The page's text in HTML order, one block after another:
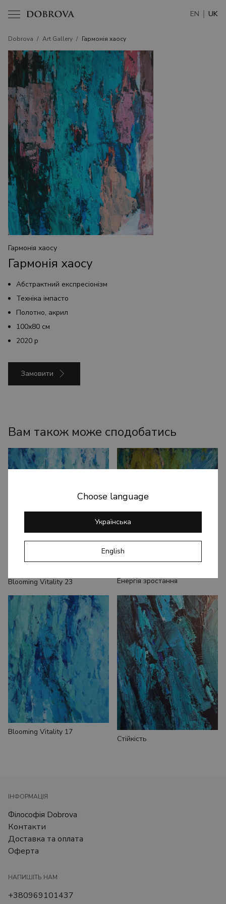
EN UK
Dobrova / Art Gallery / Гармонія хаосу
Гармонія хаосу
Гармонія хаосу
Абстрактний експресіонізм
Техніка імпасто
Полотно, акрил
100х80 см
2020 р
Замовити
Вам також може сподобатись
Blooming Vitality 23 Енергія зростання
Blooming Vitality 17
Стійкість
ІНФОРМАЦІЯ
Філософія Dobrova
Контакти
Доставка та оплата
Оферта
НАПИШІТЬ НАМ
+380969101437
Choose language
Українська
English